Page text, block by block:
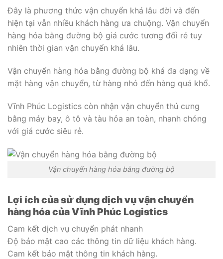
Đây là phương thức vận chuyển khá lâu đời và đến
hiện tại vẫn nhiều khách hàng ưa chuộng. Vận chuyển
hàng hóa bằng đường bộ giá cước tương đối rẻ tuy
nhiên thời gian vận chuyển khá lâu.
Vận chuyển hàng hóa bằng đường bộ khá đa dạng về
mặt hàng vận chuyển, từ hàng nhỏ đến hàng quá khổ.
Vĩnh Phúc Logistics còn nhận vận chuyển thú cưng
bằng máy bay, ô tô và tàu hỏa an toàn, nhanh chóng
với giá cước siêu rẻ.
Vận chuyển hàng hóa bằng đường bộ
Lợi ích của sử dụng dịch vụ vận chuyển
hàng hóa của Vĩnh Phúc Logistics
Cam kết dịch vụ chuyển phát nhanh
Độ bảo mật cao các thông tin dữ liệu khách hàng.
Cam kết bảo mật thông tin khách hàng.